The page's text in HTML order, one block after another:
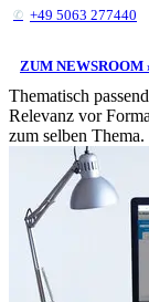
+49 5063 277440
ZUM NEWSROOM
Thematisch passend
Relevanz vor
zum selben Thema.